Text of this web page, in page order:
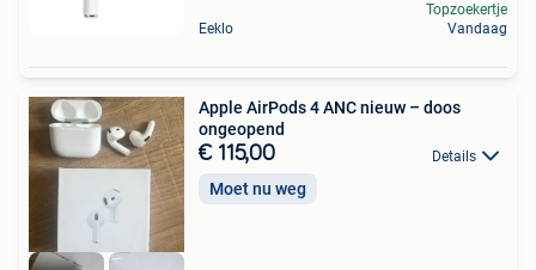
Eeklo
Topzoekertje
Vandaag
Apple AirPods 4 ANC nieuw – doos
ongeopend
€ 115,00 Details
Moet nu weg